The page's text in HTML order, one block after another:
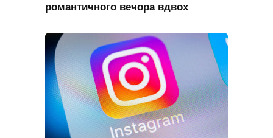
романтичного вечора вдвох